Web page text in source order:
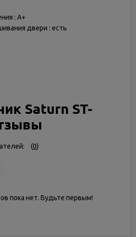
: A+
двери : есть
Saturn ST-
(0)
пока нет. Будьте первым!